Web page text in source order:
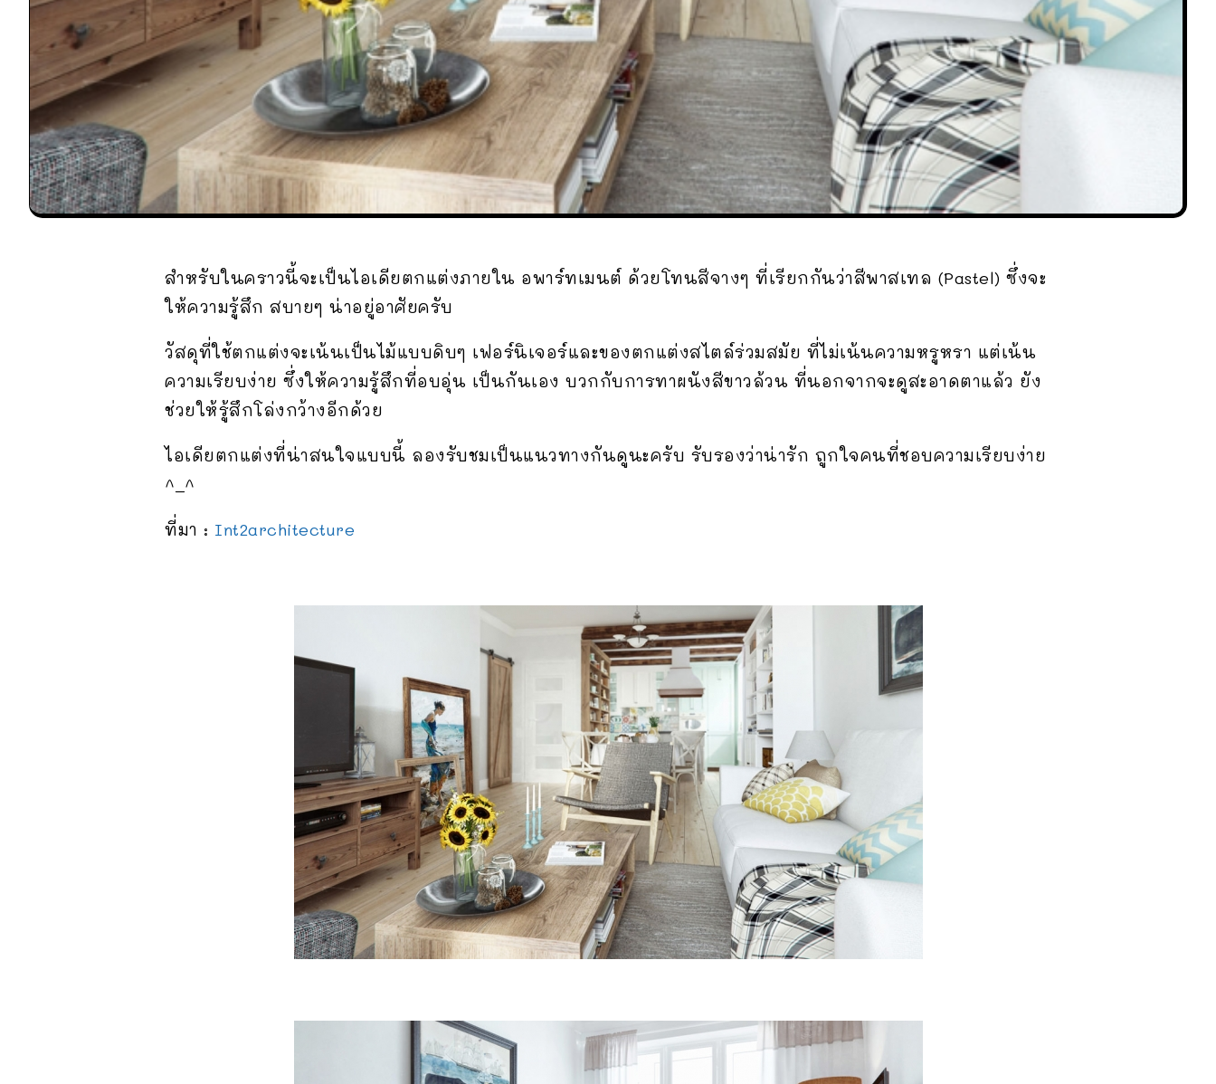
สำหรับในคราวนี้จะเป็นไอเดียตกแต่งภายใน อพาร์ทเมนต์ ด้วยโทนสีจางๆ ที่เรียกกันว่าสีพาสเทล (Pastel) ซึ่งจะ
ให้ความรู้สึก สบายๆ น่าอยู่อาศัยครับ
วัสดุที่ใช้ตกแต่งจะเน้นเป็นไม้แบบดิบๆ เฟอร์นิเจอร์และของตกแต่งสไตล์ร่วมสมัย ที่ไม่เน้นความหรูหรา แต่เน้น
ความเรียบง่าย ซึ่งให้ความรู้สึกที่อบอุ่น เป็นกันเอง บวกกับการทาผนังสีขาวล้วน ที่นอกจากจะดูสะอาดตาแล้ว ยัง
ช่วยให้รู้สึกโล่งกว้างอีกด้วย
ไอเดียตกแต่งที่น่าสนใจแบบนี้ ลองรับชมเป็นแนวทางกันดูนะครับ รับรองว่าน่ารัก ถูกใจคนที่ชอบความเรียบง่าย
^_^
ที่มา : Int2architecture